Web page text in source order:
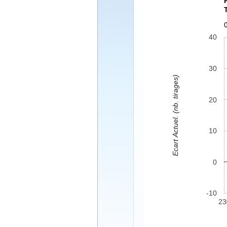
-10
0
10
20
30
40
Ecart Actuel. (nb. tirages)